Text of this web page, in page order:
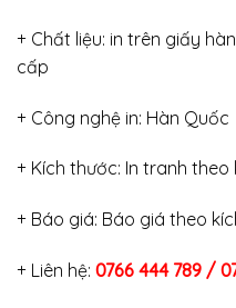
+ Chất liệu: in trên giấy
cấp
+ Công nghệ in: Hàn Quốc
+ Kích thước: In tranh
+ Báo giá: Báo giá theo
+ Liên hệ: 0766 444 789 /